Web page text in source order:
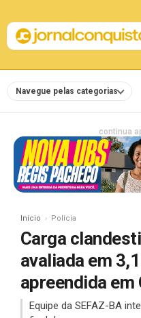
Navegue pelas categorias
continua
Início Polícia
Carga
avaliada em
apreendida em
Equipe da SEFAZ-BA